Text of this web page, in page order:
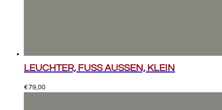
LEUCHTER, FUSS AUSSEN, KLEIN
€79,00